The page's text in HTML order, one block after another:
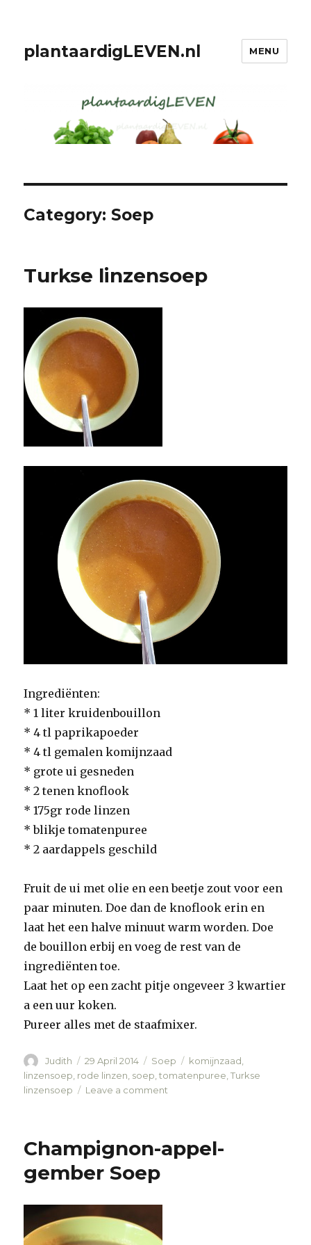
plantaardigLEVEN.nl MENU
Category: Soep
Turkse linzensoep
Ingrediënten:
* 1 liter kruidenbouillon
* 4 tl paprikapoeder
* 4 tl gemalen komijnzaad
* grote ui gesneden
* 2 tenen knoflook
* 175gr rode linzen
* blikje tomatenpuree
* 2 aardappels geschild
Fruit de ui met olie en een beetje zout voor een
paar minuten. Doe dan de knoflook erin en
laat het een halve minuut warm worden. Doe
de bouillon erbij en voeg de rest van de
ingrediënten toe.
Laat het op een zacht pitje ongeveer 3 kwartier
a een uur koken.
Pureer alles met de staafmixer.
Author
Judith
Posted
on
29 April 2014 Categories
Soep Tags
komijnzaad
linzensoep rode linzen soep ,tomatenpuree ,Turkse
linzensoep
Leave a comment
Champignon-appel-
gember Soep